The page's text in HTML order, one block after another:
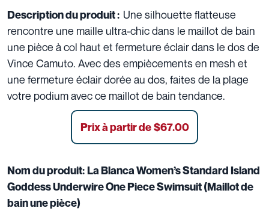
Description du produit : Une silhouette flatteuse
rencontre une maille ultra-chic dans le maillot de bain
une pièce à col haut et fermeture éclair dans le dos de
Vince Camuto. Avec des empiècements en mesh et
une fermeture éclair dorée au dos, faites de la plage
votre podium avec ce maillot de bain tendance.
Prix ​​à partir de $67.00
Nom du produit:La Blanca Women’s Standard Island
Goddess Underwire One Piece Swimsuit (Maillot de
bain une pièce)